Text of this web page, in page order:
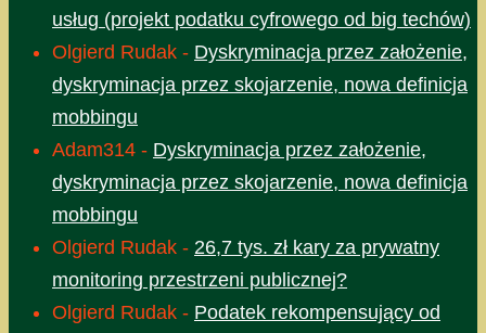
usług (projekt podatku cyfrowego od big techów)
Olgierd Rudak - Dyskryminacja przez założenie,
dyskryminacja przez skojarzenie, nowa definicja
mobbingu
Adam314 - Dyskryminacja przez założenie,
dyskryminacja przez skojarzenie, nowa definicja
mobbingu
Olgierd Rudak - 26,7 tys. zł kary za prywatny
monitoring przestrzeni publicznej?
Olgierd Rudak - Podatek rekompensujący od